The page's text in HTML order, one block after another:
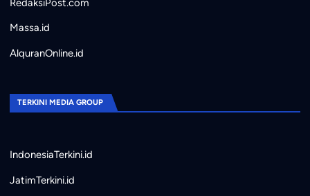
Massa.id
AlquranOnline.id
TERKINI MEDIA GROUP
IndonesiaTerkini.id
JatimTerkini.id